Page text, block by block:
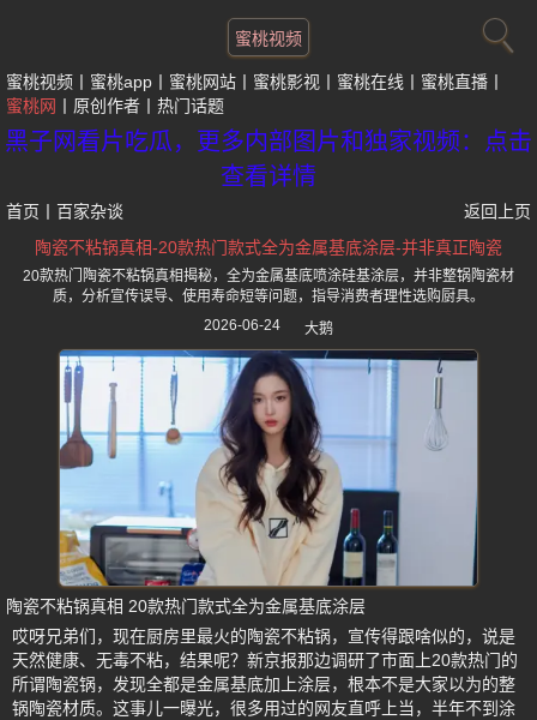
蜜桃视频
蜜桃视频 蜜桃app 蜜桃网站 蜜桃影视 蜜桃在线
蜜桃直播
蜜桃网
原创作者 热门话题
黑子网看片吃瓜，更多内部图片和独家视频：点击
查看详情
首页 百家杂谈
返回上页
陶瓷不粘锅真相-20款热门款式全为金属基底涂层-并非真正陶瓷
20款热门陶瓷不粘锅真相揭秘，全为金属基底喷涂硅基涂层，并非整锅陶瓷材
质，分析宣传误导、使用寿命短等问题，指导消费者理性选购厨具。
2026-06-24
大鹅
陶瓷不粘锅真相 20款热门款式全为金属基底涂层
哎呀兄弟们，现在厨房里最火的陶瓷不粘锅，宣传得跟啥似的，说是
天然健康、无毒不粘，结果呢？新京报那边调研了市面上20款热门的
所谓陶瓷锅，发现全都是金属基底加上涂层，根本不是大家以为的整
锅陶瓷材质。这事儿一曝光，很多用过的网友直呼上当，半年不到涂